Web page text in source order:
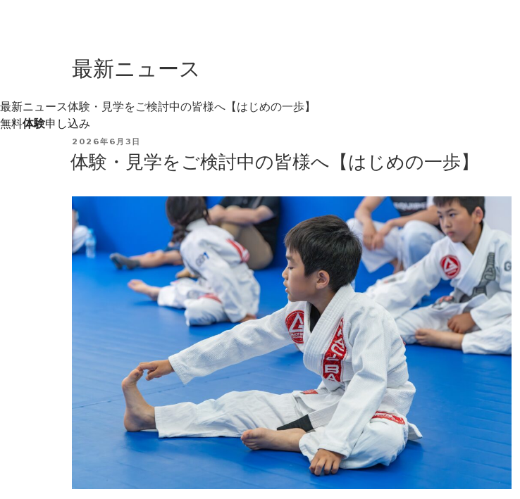
最新ニュース
最新ニュース体験・見学をご検討中の皆様へ【はじめの一歩】
無料体験申し込み
POSTED
ON
2026年6月3日
体験・見学をご検討中の皆様へ【はじめの一歩】